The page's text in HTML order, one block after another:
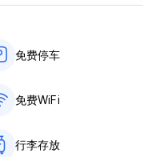
language)
免费停车
免费WiFi
行李存放